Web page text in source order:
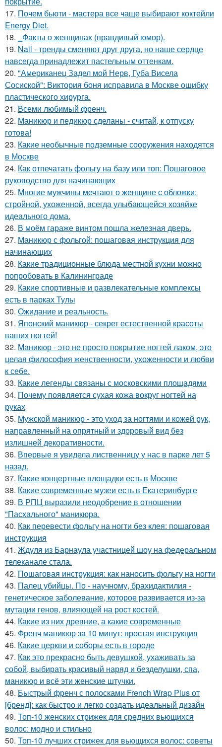
17. Почем бьюти - мастера все чаще выбирают коктейли
Energy Diet.
18.
_Факты о женщинах (правдивый юмор).
19. Nail - тренды сменяют друг друга, но наше сердце
навсегда принадлежит пастельным оттенкам.
20. "Американец Задел мой Нерв, Губа Висела
Сосиской": Виктория боня исправила в Москве ошибку
пластического хирурга.
21. Всеми любимый френч.
22. Маникюр и педикюр сделаны - считай, к отпуску
готова!
23. Какие необычные подземные сооружения находятся
в Москве
24. Как отпечатать фольгу на базу или топ: Пошаговое
руководство для начинающих
25. Многие мужчины мечтают о женщине с обложки:
стройной, ухоженной, всегда улыбающейся хозяйке
идеального дома.
26. В моём гараже винтом пошла железная дверь.
27. Маникюр с фольгой: пошаговая инструкция для
начинающих
28. Какие традиционные блюда местной кухни можно
попробовать в Калининграде
29. Какие спортивные и развлекательные комплексы
есть в парках Тулы
30. Ожидание и реальность.
31. Японский маникюр - секрет естественной красоты
ваших ногтей!
32. Маникюр - это не просто покрытие ногтей лаком, это
целая философия женственности, ухоженности и любви
к себе.
33. Какие легенды связаны с московскими площадями
34. Почему появляется сухая кожа вокруг ногтей на
руках
35. Мужской маникюр - это уход за ногтями и кожей рук,
направленный на опрятный и здоровый вид без
излишней декоративности.
36. Впервые я увидела лиственницу у нас в парке лет 5
назад.
37. Какие концертные площадки есть в Москве
38. Какие современные музеи есть в Екатеринбурге
39. В РПЦ выразили неодобрение в отношении
"Пасхального" маникюра.
40. Как перевести фольгу на ногти без клея: пошаговая
инструкция
41. Ждуля из Барнаула участницей шоу на федеральном
телеканале стала.
42. Пошаговая инструкция: как наносить фольгу на ногти
43. Палец убийцы. По - научному, брахидактилия -
генетическое заболевание, которое развивается из-за
мутации генов, влияющей на рост костей.
44. Какие из них древние, а какие современные
45. Френч маникюр за 10 минут: простая инструкция
46. Какие церкви и соборы есть в городе
47. Как это прекрасно быть девушкой, ухаживать за
собой, выбирать красивый наряд и безделушки, спа,
маникюр и всё эти женские штучки.
48. Быстрый френч с полосками French Wrap Plus от
[бренд]: как быстро и легко создать идеальный дизайн
49. Топ-10 женских стрижек для средних вьющихся
волос: модно и стильно
50. Топ-10 лучших стрижек для вьющихся волос: советы